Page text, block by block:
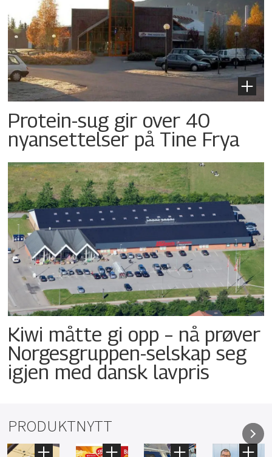
Protein-sug gir over 40
nyansettelser på Tine Frya
Kiwi måtte gi opp – nå prøver
Norgesgruppen-selskap seg
igjen med dansk lavpris
PRODUKTNYTT